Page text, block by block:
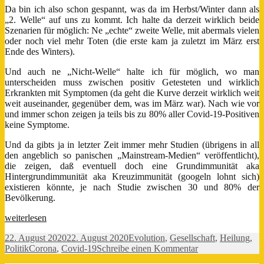
Da bin ich also schon gespannt, was da im Herbst/Winter dann als
„2. Welle“ auf uns zu kommt. Ich halte da derzeit wirklich beide
Szenarien für möglich: Ne „echte“ zweite Welle, mit abermals vielen
oder noch viel mehr Toten (die erste kam ja zuletzt im März erst
Ende des Winters).
Und auch ne „Nicht-Welle“ halte ich für möglich, wo man
unterscheiden muss zwischen positiv Getesteten und wirklich
Erkrankten mit Symptomen (da geht die Kurve derzeit wirklich weit
weit auseinander, gegenüber dem, was im März war). Nach wie vor
und immer schon zeigen ja teils bis zu 80% aller Covid-19-Positiven
keine Symptome.
Und da gibts ja in letzter Zeit immer mehr Studien (übrigens in all
den angeblich so panischen „Mainstream-Medien“ veröffentlicht),
die zeigen, daß eventuell doch eine Grundimmunität aka
Hintergrundimmunität aka Kreuzimmunität (googeln lohnt sich)
existieren könnte, je nach Studie zwischen 30 und 80% der
Bevölkerung.
Update
Corona
(Covid-
weiterlesen
Veröffentlicht
am
22. August 202022. August 2020Kategorien
Evolution, Gesellschaft, Heilung,
PolitikSchlagwörter
Corona, Covid-19Schreibe einen Kommentarzu